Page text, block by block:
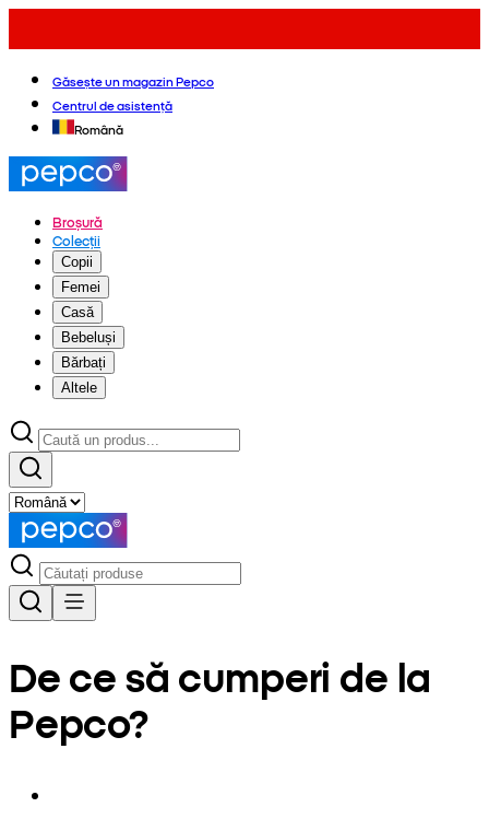
Găsește un magazin Pepco
Centrul de asistență
Română
Broșură
Colecții
Copii
Femei
Casă
Bebeluși
Bărbați
Altele
De ce să cumperi de la
Pepco?